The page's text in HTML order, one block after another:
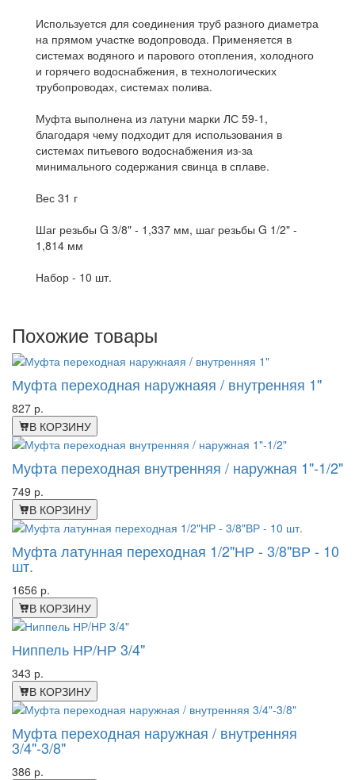
Используется для соединения труб разного диаметра
на прямом участке водопровода. Применяется в
системах водяного и парового отопления, холодного
и горячего водоснабжения, в технологических
трубопроводах, системах полива.
Муфта выполнена из латуни марки ЛС 59-1,
благодаря чему подходит для использования в
системах питьевого водоснабжения из-за
минимального содержания свинца в сплаве.
Вес 31 г
Шаг резьбы G 3/8" - 1,337 мм, шаг резьбы G 1/2" -
1,814 мм
Набор - 10 шт.
Похожие товары
Муфта переходная наружнаяя / внутренняя 1"
827 р.
В КОРЗИНУ
Муфта переходная внутренняя / наружная 1"-1/2"
749 р.
В КОРЗИНУ
Муфта латунная переходная 1/2"НР - 3/8"ВР - 10
шт.
1656 р.
В КОРЗИНУ
Ниппель НР/НР 3/4"
343 р.
В КОРЗИНУ
Муфта переходная наружная / внутренняя
3/4"-3/8"
386 р.